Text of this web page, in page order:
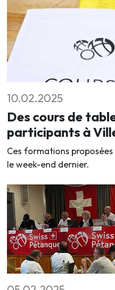
10.02.2025
Des cours de
participants à
Ces formations
le week-end dernier.